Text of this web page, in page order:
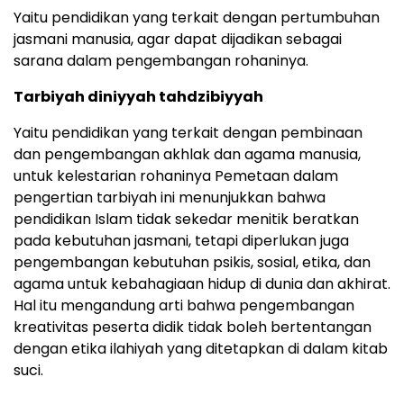
Yaitu pendidikan yang terkait dengan pertumbuhan
jasmani manusia, agar dapat dijadikan sebagai
sarana dalam pengembangan rohaninya.
Tarbiyah diniyyah tahdzibiyyah
Yaitu pendidikan yang terkait dengan pembinaan
dan pengembangan akhlak dan agama manusia,
untuk kelestarian rohaninya Pemetaan dalam
pengertian tarbiyah ini menunjukkan bahwa
pendidikan Islam tidak sekedar menitik beratkan
pada kebutuhan jasmani, tetapi diperlukan juga
pengembangan kebutuhan psikis, sosial, etika, dan
agama untuk kebahagiaan hidup di dunia dan akhirat.
Hal itu mengandung arti bahwa pengembangan
kreativitas peserta didik tidak boleh bertentangan
dengan etika ilahiyah yang ditetapkan di dalam kitab
suci.